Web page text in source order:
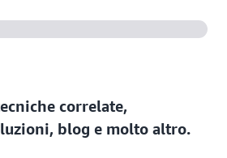
correlate,
blog e molto altro.